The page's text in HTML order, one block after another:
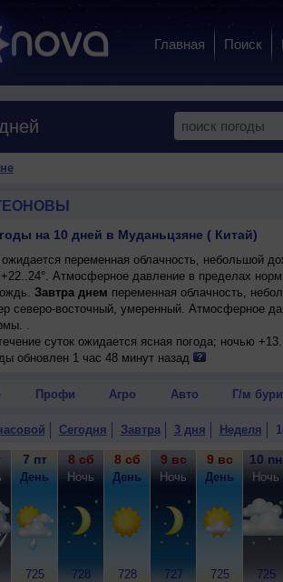
Главная Поиск
на 10 дней в Муданьцзяне ( Китай)
переменная облачность, небольшой
+22..24°. Атмосферное давление в пределах
Завтра днем переменная облачность,
северо-восточный, умеренный. Атмосферное
.
суток ожидается ясная погода; ночью
северо-восточный, умеренный.
ветер слабый.
обновлен 1 час 48 минут назад
Профи Агро Авто Г/м бури
Сегодня Завтра 3 дня Неделя
7 пт
День
725
8 сб
Ночь
728
8 сб
День
728
9 вс
Ночь
727
9 вс
День
725
10 пн
Ночь
725